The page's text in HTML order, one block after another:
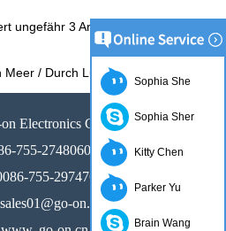
ungefähr 3 Arbeitstage vor
/ Durch Luft / Eil.
Electronics Co., Ltd
755-27480600
755-29747676
on.cn
Sophia She
Sophia Sher
Kitty Chen
Parker Yu
Brain Wang